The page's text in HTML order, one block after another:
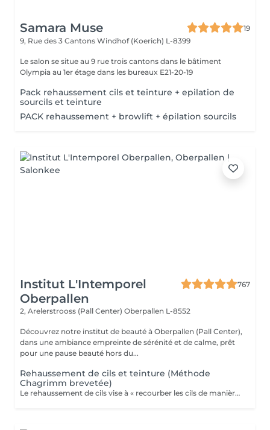
Samara Muse
19
9, Rue des 3 Cantons Windhof (Koerich) L-8399
Le salon se situe au 9 rue trois cantons dans le bâtiment
Olympia au 1er étage dans les bureaux E21-20-19
Pack rehaussement cils et teinture + epilation de
sourcils et teinture
PACK rehaussement + browlift + épilation sourcils
Institut L'Intemporel
Oberpallen
767
2, Arelerstrooss (Pall Center) Oberpallen L-8552
Découvrez notre institut de beauté à Oberpallen (Pall Center),
dans une ambiance empreinte de sérénité et de calme, prêt
pour une pause beauté hors du...
Rehaussement de cils et teinture (Méthode
Chagrimm brevetée)
Le rehaussement de cils vise à « recourber les cils de manière naturelle afin de les galber et leur donner un effet mascara ». Et ce, sans même utiliser votre maquillage. Cela permet d'embellir et d'ouvrir le regard tout en lui donnant de la douceur, et ce, pour une durée moyenne de six semaines. Ultra-pratique pour une routine make-up allégée et un regard perçant dès le réveil. Ne remplacera jamais l'effet mascara. SVP pour éviter toute réaction ne pas venir avec des lentilles de contact ou prévoir le nécessaire pour les retirer avant la prestation et attendre minimum 3 mois entre deux rehaussements !